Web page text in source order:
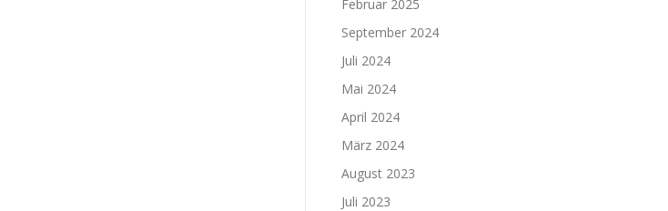
Februar 2025
September 2024
Juli 2024
Mai 2024
April 2024
März 2024
August 2023
Juli 2023